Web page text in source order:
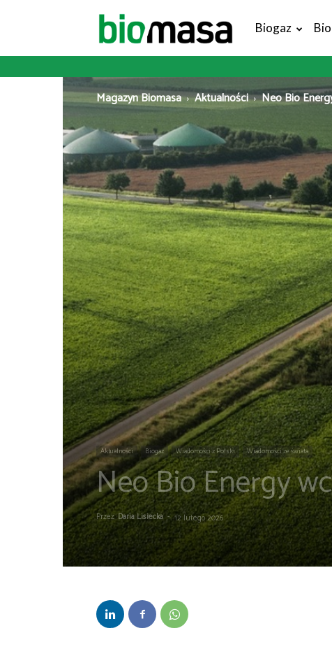
Magazyn
Biogaz
Magazyn Biomasa Aktualności Neo Bio
Aktualności Biogaz Wiadomości z Polski Wiadomości ze świata
Neo Bio Energy
Przez Daria Lisiecka - 12 lutego 2026